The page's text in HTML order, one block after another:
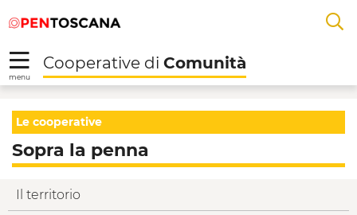
Saltar al contenido principal
alal
menu
Cooperative di Comunità
Sopra la penna -
Le cooperative
Sopra la penna
Il territorio